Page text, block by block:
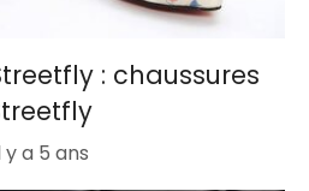
: chaussures
y a 5 ans